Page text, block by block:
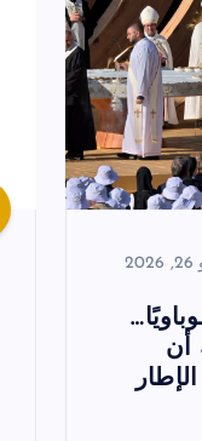
أن